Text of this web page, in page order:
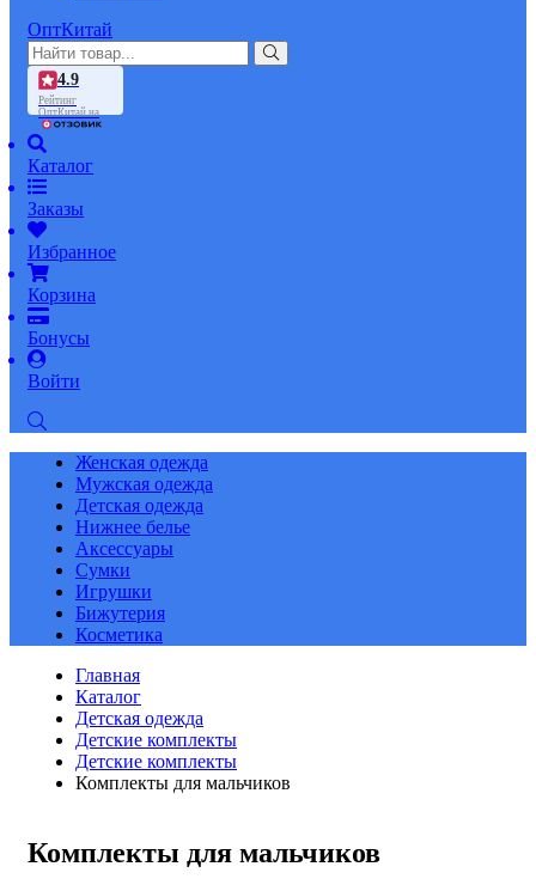
ОптКитай
4.9
Рейтинг
ОптКитай на
Каталог
Заказы
Избранное
Корзина
Бонусы
Войти
Женская одежда
Мужская одежда
Детская одежда
Нижнее белье
Аксессуары
Сумки
Игрушки
Бижутерия
Косметика
Главная
Каталог
Детская одежда
Детские комплекты
Детские комплекты
Комплекты для мальчиков
Комплекты для мальчиков